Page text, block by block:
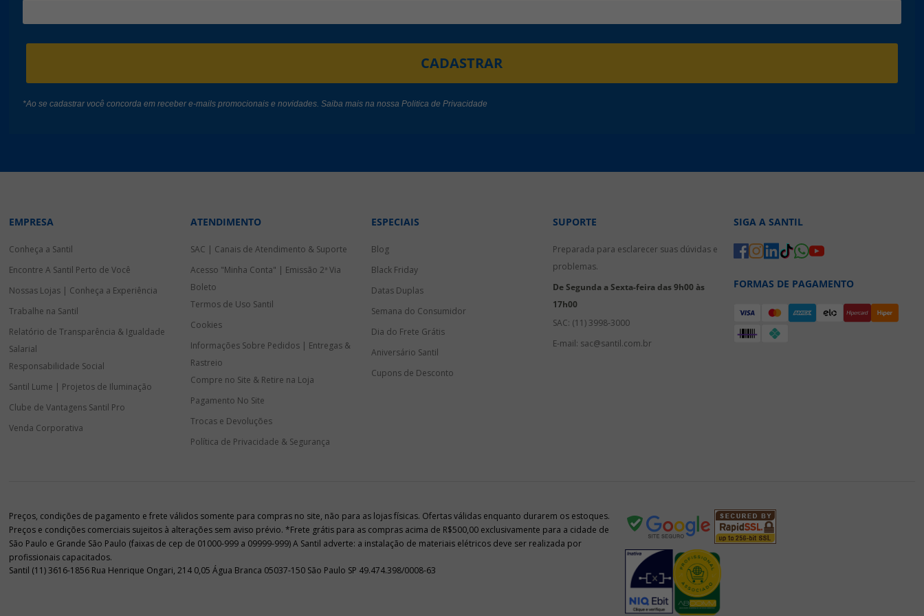
CADASTRAR
*Ao se cadastrar você concorda em receber e-mails promocionais e novidades. Saiba mais na nossaPolitica de Privacidade
EMPRESA
Conheça a Santil
Encontre A Santil Perto de Você
Nossas Lojas | Conheça a Experiência
Trabalhe na Santil
Relatório de Transparência & Igualdade
Salarial
Responsabilidade Social
Santil Lume | Projetos de Iluminação
Clube de Vantagens Santil Pro
Venda Corporativa
ATENDIMENTO
SAC | Canais de Atendimento & Suporte
Acesso "Minha Conta" | Emissão 2ª Via
Boleto
Termos de Uso Santil
Cookies
Informações Sobre Pedidos | Entregas &
Rastreio
Compre no Site & Retire na Loja
Pagamento No Site
Trocas e Devoluções
Política de Privacidade & Segurança
ESPECIAIS
Blog
Black Friday
Datas Duplas
Semana do Consumidor
Dia do Frete Grátis
Aniversário Santil
Cupons de Desconto
SUPORTE
Preparada para esclarecer suas dúvidas e
problemas.
De Segunda a Sexta-feira das 9h00 às
17h00
SAC: (11) 3998-3000
E-mail: sac@santil.com.br
SIGA A SANTIL
FORMAS DE PAGAMENTO
Santil (11) 3616-1856 Rua Henrique Ongari, 214 0,05 Água Branca 05037-150 São Paulo SP 49.474.398/0008-63
Preços, condições de pagamento e frete válidos somente para compras no site, não para as lojas físicas. Ofertas válidas enquanto durarem os estoques.
Preços e condições comerciais sujeitos à alterações sem aviso prévio. *Frete grátis para as compras acima de R$500,00 exclusivamente para a cidade de
São Paulo e Grande São Paulo (faixas de cep de 01000-999 a 09999-999) A Santil adverte: a instalação de materiais elétricos deve ser realizada por
profissionais capacitados.